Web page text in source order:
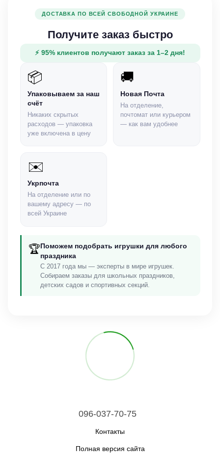
ДОСТАВКА ПО ВСЕЙ СВОБОДНОЙ УКРАИНЕ
Получите заказ быстро
⚡ 95% клиентов получают заказ за 1–2 дня!
📦
Упаковываем за наш
счёт
Никаких скрытых
расходов — упаковка
уже включена в цену
🚚
Новая Почта
На отделение,
почтомат или курьером
— как вам удобнее
✉️
Укрпочта
На отделение или по
вашему адресу — по
всей Украине
🏆Поможем подобрать игрушки для любого
праздника
С 2017 года мы — эксперты в мире игрушек.
Собираем заказы для школьных праздников,
детских садов и спортивных секций.
096-037-70-75
Контакты
Полная версия сайта